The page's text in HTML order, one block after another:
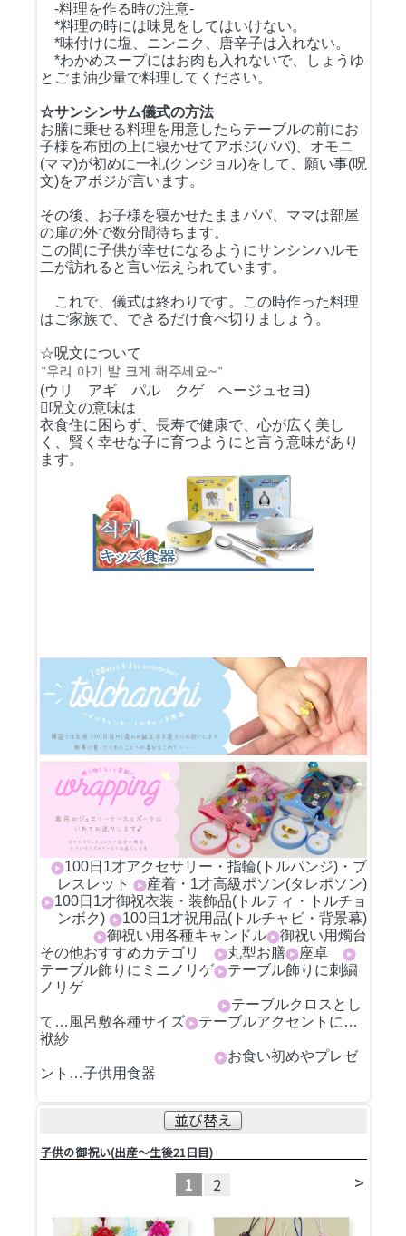
-料理を作る時の注意-
*料理の時には味見をしてはいけない。
*味付けに塩、ニンニク、唐辛子は入れない。
*わかめスープにはお肉も入れないで、しょうゆ
とごま油少量で料理してください。
☆サンシンサム儀式の方法
お膳に乗せる料理を用意したらテーブルの前にお
子様を布団の上に寝かせてアボジ(パパ)、オモニ
(ママ)が初めに一礼(クンジョル)をして、願い事(呪
文)をアボジが言います。
その後、お子様を寝かせたままパパ、ママは部屋
の扉の外で数分間待ちます。
この間に子供が幸せになるようにサンシンハルモ
二が訪れると言い伝えられています。
これで、儀式は終わりです。この時作った料理
はご家族で、できるだけ食べ切りましょう。
☆呪文について
(ウリ アギ パル クゲ ヘージュセヨ)
呪文の意味は
衣食住に困らず、長寿で健康で、心が広く美し
く、賢く幸せな子に育つようにと言う意味があり
ます。
100日1才アクセサリー・指輪(トルパンジ)・ブ
レスレット
産着・1才高級ポソン(タレポソン)
100日1才御祝衣装・装飾品(トルティ・トルチョ
ンボク)
100日1才祝用品(トルチャビ・背景幕)
御祝い用各種キャンドル
御祝い用燭台
その他おすすめカテゴリ
丸型お膳
座卓
テーブル飾りにミニノリゲ
テーブル飾りに刺繍
ノリゲ
テーブルクロスとし
て…風呂敷各種サイズ
テーブルアクセントに…
袱紗
お食い初めやプレゼ
ント…子供用食器
並び替え
子供の御祝い(出産～生後21日目)
>
1 2